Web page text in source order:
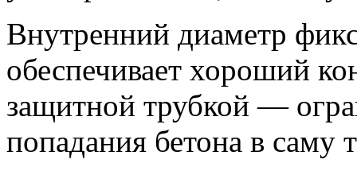
Внутренний диаметр
обеспечивает хороший
защитной трубкой —
попадания бетона в саму